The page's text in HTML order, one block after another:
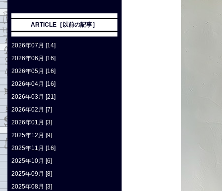
ARTICLE［以前の記事］
2026年07月 [14]
2026年06月 [16]
2026年05月 [16]
2026年04月 [16]
2026年03月 [21]
2026年02月 [7]
2026年01月 [3]
2025年12月 [9]
2025年11月 [16]
2025年10月 [6]
2025年09月 [8]
2025年08月 [3]